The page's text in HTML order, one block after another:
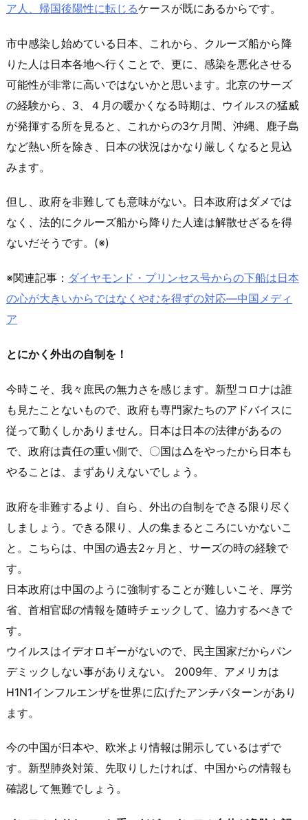
ア人、帰国後陽性に転じるケースが既にあるからです。
市中感染し始めている日本、これから、クルーズ船から降
りた人は日本各地へ行くことで、更に、感染を悪化させる
可能性が非常に高いではないかと思います。北京のサーズ
の経験から、3、４月の暖かくなる時期は、ウイルスの猛威
が発揮する所を見ると、これからの3ケ月間、沖縄、鹿子島
など熱い所を除き、日本の状況はかなり厳しくなると見込
みます。
但し、政府を非難しても意味がない。日本政府はダメでは
なく、法的にクルーズ船から降りた人達は解散せざるを得
ないだそうです。(※)
※関連記事： ダイヤモンド・プリンセス号からの下船は日本
の心が大きいからではなくやむを得ずの対応―中国メディ
ア
とにかく外出の自制を！
今時こそ、我々庶民の無力さを感じます。新型コロナは誰
も見たことないもので、政府も専門家たちのアドバイスに
従って動くしかありません。日本は日本の法律があるの
で、政府は責任の重い側で、〇国は△をやったから日本も
やることは、まずありえないでしょう。
政府を非難するより、自ら、外出の自制をできる限り尽く
しましょう。できる限り、人の集まるところにいかないこ
と。こちらは、中国の過去2ヶ月と、サーズの時の経験で
す。
日本政府は中国のように強制することが難しいこそ、厚労
省、首相官邸の情報を随時チェックして、協力するべきで
す。
ウイルスはイデオロギーがないので、民主国家だからパン
デミックしない事がありえない。 2009年、アメリカは
H1N1インフルエンザを世界に広げたアンチパターンがあり
ます。
今の中国が日本や、欧米より情報は開示しているはずで
す。新型肺炎対策、先取りしたければ、中国からの情報も
確認して無難でしょう。